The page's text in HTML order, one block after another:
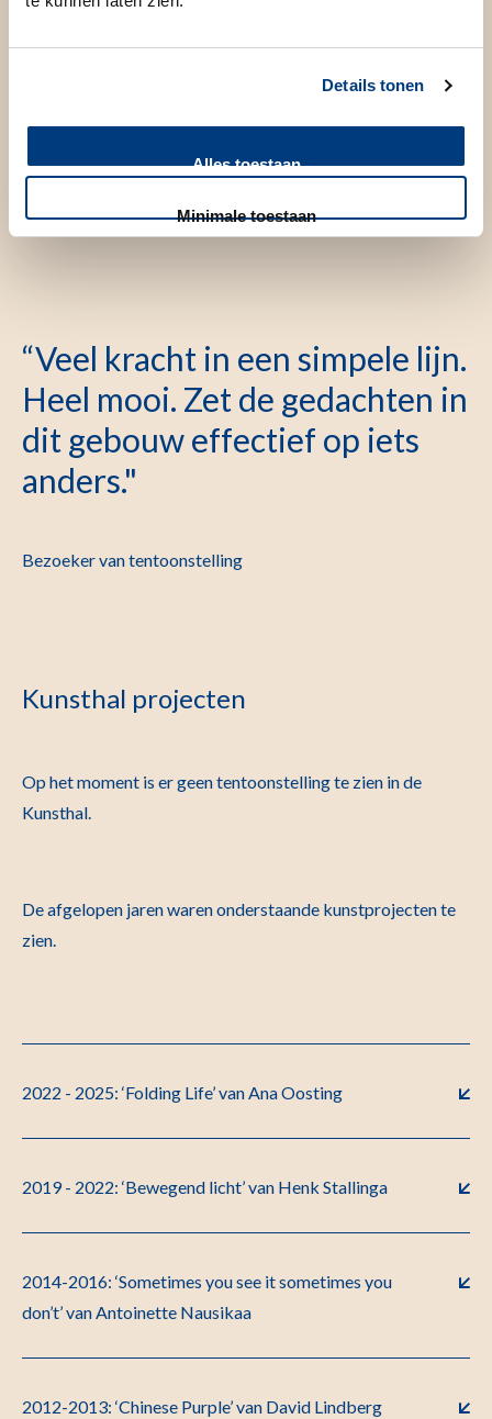
Details tonen
Alles toestaan
Minimale toestaan
Bewegend licht van Henk Stallinga: lichtinstallatie
“Veel kracht in een simpele lijn.
Heel mooi. Zet de gedachten in
dit gebouw effectief op iets
anders."
Bezoeker van tentoonstelling
Kunsthal projecten
Op het moment is er geen tentoonstelling te zien in de
Kunsthal.
De afgelopen jaren waren onderstaande kunstprojecten te
zien.
2022 - 2025: ‘Folding Life’ van Ana Oosting
2019 - 2022: ‘Bewegend licht’ van Henk Stallinga
2014-2016: ‘Sometimes you see it sometimes you
don’t’ van Antoinette Nausikaa
2012-2013: ‘Chinese Purple’ van David Lindberg